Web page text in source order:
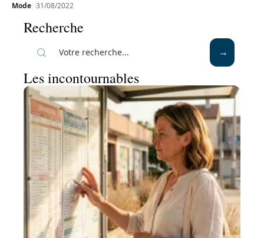
Mode 31/08/2022
Recherche
Les incontournables